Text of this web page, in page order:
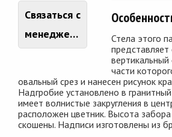
Связаться с
менеджером
Стела этого
представляет
части
овальный срез и нанесен рисунок
Надгробие установлено в
имеет волнистые закругления в
расположен цветник. Высота
скошены. Надписи изготовлены из